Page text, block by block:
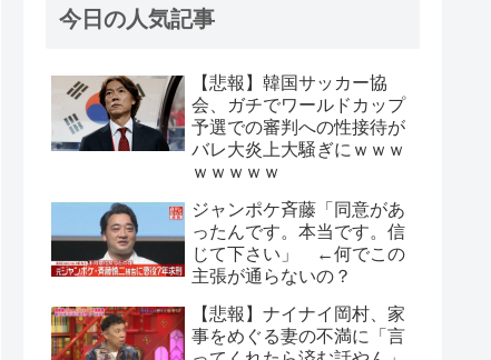
今日の人気記事
【悲報】韓国サッカー協
会、ガチでワールドカップ
予選での審判への性接待が
バレ大炎上大騒ぎにｗｗｗ
ｗｗｗｗｗ
ジャンポケ斉藤「同意があ
ったんです。本当です。信
じて下さい」 ←何でこの
主張が通らないの？
【悲報】ナイナイ岡村、家
事をめぐる妻の不満に「言